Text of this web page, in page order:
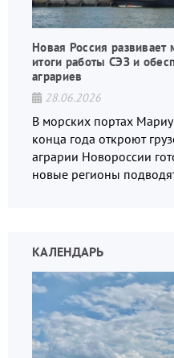
Новая Россия
итоги работы СЭЗ и
аграриев
28.06.2026
В морских портах
конца года откроют
аграрии Новороссии
новые регионы
КАЛЕНДАРЬ